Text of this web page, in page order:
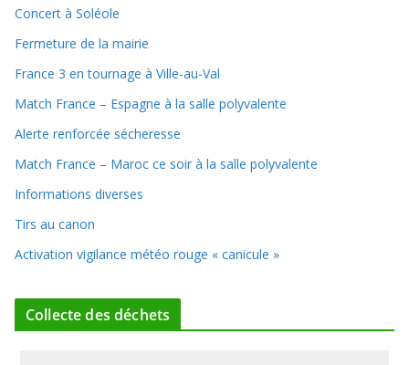
Concert à Soléole
Fermeture de la mairie
France 3 en tournage à Ville-au-Val
Match France – Espagne à la salle polyvalente
Alerte renforcée sécheresse
Match France – Maroc ce soir à la salle polyvalente
Informations diverses
Tirs au canon
Activation vigilance météo rouge « canicule »
Collecte des déchets